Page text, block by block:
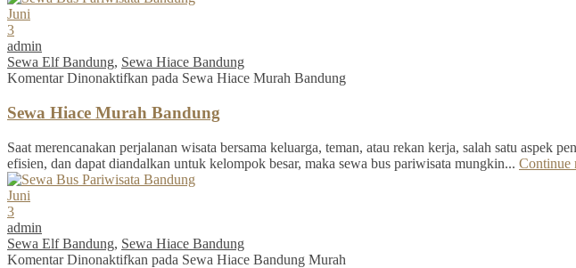
Juni
3
admin
Sewa Elf Bandung, Sewa Hiace Bandung
Komentar Dinonaktifkan pada Sewa Hiace Murah Bandung
Sewa Hiace Murah Bandung
Saat merencanakan perjalanan wisata bersama keluarga, teman, atau rekan kerja, salah satu aspek
efisien, dan dapat diandalkan untuk kelompok besar, maka sewa bus pariwisata mungkin... Continue
Juni
3
admin
Sewa Elf Bandung, Sewa Hiace Bandung
Komentar Dinonaktifkan pada Sewa Hiace Bandung Murah